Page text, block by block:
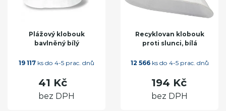
Plážový klobouk
bavlněný bílý
19 117 ks do 4-5 prac. dnů
41 Kč
bez DPH
Recyklovan klobouk
proti slunci, bílá
12 566ks do 4-5 prac. dnů
194 Kč
bez DPH